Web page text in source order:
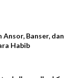
PUPR
yang sangat
Banser, dan
Habib